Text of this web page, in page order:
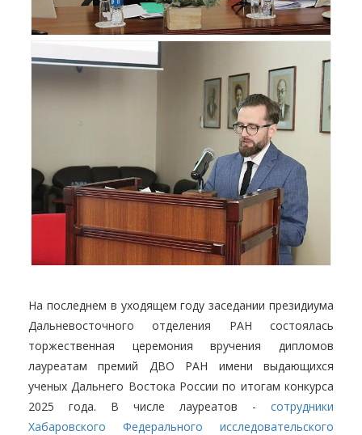
На последнем в уходящем году заседании президиума
Дальневосточного отделения РАН состоялась
торжественная церемония вручения дипломов
лауреатам премий ДВО РАН имени выдающихся
ученых Дальнего Востока России по итогам конкурса
2025 года. В числе лауреатов - сотрудники
Хабаровского Федерального исследовательского